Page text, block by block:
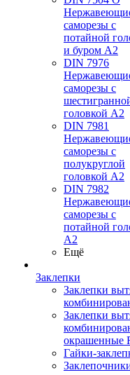
саморезы с
потайной
и буром А2
DIN 7976
саморезы с
головкой А2
DIN 7981
саморезы с
полукруглой
головкой А2
DIN 7982
саморезы с
потайной
А2
Ещё
Заклепки
Заклепки
Заклепки
окрашенные
Гайки-